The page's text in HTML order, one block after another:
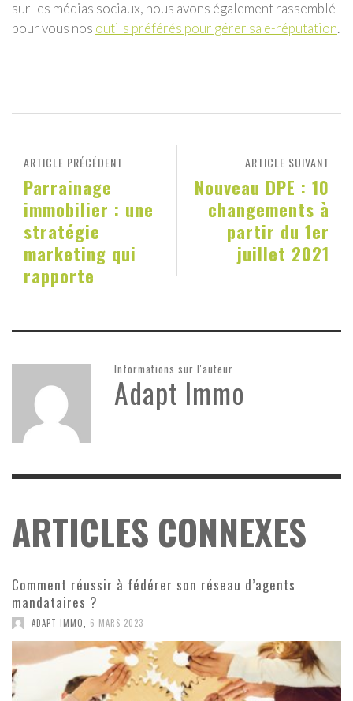
sur les médias sociaux, nous avons également rassemblé
pour vous nos outils préférés pour gérer sa e-réputation.
ARTICLE SUIVANT
Nouveau DPE : 10
changements à
partir du 1er
juillet 2021
ARTICLE PRÉCÉDENT
Parrainage
immobilier : une
stratégie
marketing qui
rapporte
Informations sur l'auteur
Adapt Immo
ARTICLES CONNEXES
Comment réussir à fédérer son réseau d’agents
mandataires ?
ADAPT IMMO 6 MARS 2023